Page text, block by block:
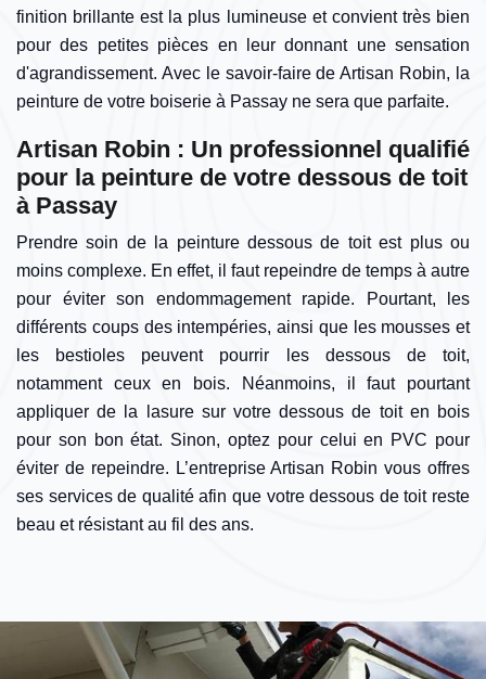
finition brillante est la plus lumineuse et convient très bien
pour des petites pièces en leur donnant une sensation
d'agrandissement. Avec le savoir-faire de Artisan Robin, la
peinture de votre boiserie à Passay ne sera que parfaite.
Artisan Robin : Un professionnel qualifié
pour la peinture de votre dessous de toit
à Passay
Prendre soin de la peinture dessous de toit est plus ou
moins complexe. En effet, il faut repeindre de temps à autre
pour éviter son endommagement rapide. Pourtant, les
différents coups des intempéries, ainsi que les mousses et
les bestioles peuvent pourrir les dessous de toit,
notamment ceux en bois. Néanmoins, il faut pourtant
appliquer de la lasure sur votre dessous de toit en bois
pour son bon état. Sinon, optez pour celui en PVC pour
éviter de repeindre. L’entreprise Artisan Robin vous offres
ses services de qualité afin que votre dessous de toit reste
beau et résistant au fil des ans.